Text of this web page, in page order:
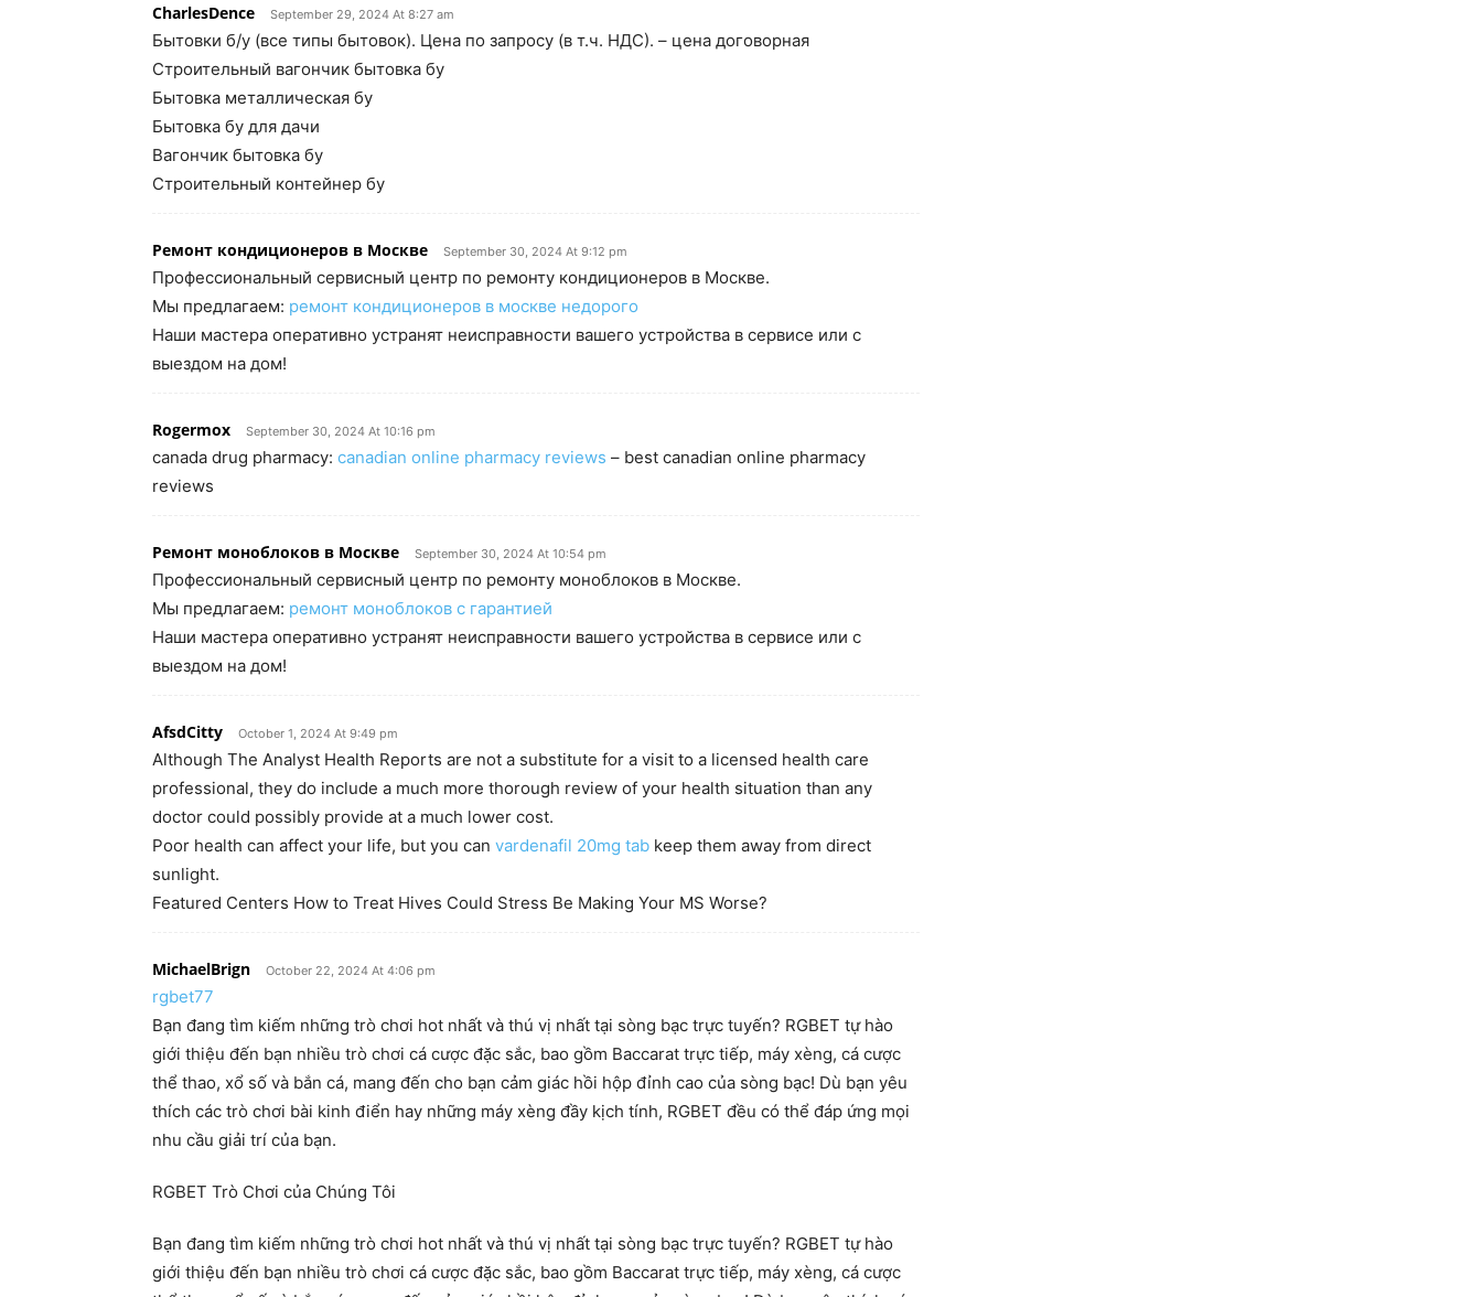
CharlesDence September 29, 2024 At 8:27 am
Бытовки б/у (все типы бытовок). Цена по запросу (в т.ч. НДС). – цена договорная
Строительный вагончик бытовка бу
Бытовка металлическая бу
Бытовка бу для дачи
Вагончик бытовка бу
Строительный контейнер бу
Ремонт кондиционеров в Москве September 30, 2024 At 9:12 pm
Профессиональный сервисный центр по ремонту кондиционеров в Москве.
Мы предлагаем: ремонт кондиционеров в москве недорого
Наши мастера оперативно устранят неисправности вашего устройства в сервисе или с
выездом на дом!
Rogermox September 30, 2024 At 10:16 pm
canada drug pharmacy: canadian online pharmacy reviews – best canadian online pharmacy
reviews
Ремонт моноблоков в Москве September 30, 2024 At 10:54 pm
Профессиональный сервисный центр по ремонту моноблоков в Москве.
Мы предлагаем: ремонт моноблоков с гарантией
Наши мастера оперативно устранят неисправности вашего устройства в сервисе или с
выездом на дом!
AfsdCitty October 1, 2024 At 9:49 pm
Although The Analyst Health Reports are not a substitute for a visit to a licensed health care
professional, they do include a much more thorough review of your health situation than any
doctor could possibly provide at a much lower cost.
Poor health can affect your life, but you can vardenafil 20mg tab keep them away from direct
sunlight.
Featured Centers How to Treat Hives Could Stress Be Making Your MS Worse?
MichaelBrign October 22, 2024 At 4:06 pm
rgbet77
Bạn đang tìm kiếm những trò chơi hot nhất và thú vị nhất tại sòng bạc trực tuyến? RGBET tự hào
giới thiệu đến bạn nhiều trò chơi cá cược đặc sắc, bao gồm Baccarat trực tiếp, máy xèng, cá cược
thể thao, xổ số và bắn cá, mang đến cho bạn cảm giác hồi hộp đỉnh cao của sòng bạc! Dù bạn yêu
thích các trò chơi bài kinh điển hay những máy xèng đầy kịch tính, RGBET đều có thể đáp ứng mọi
nhu cầu giải trí của bạn.
RGBET Trò Chơi của Chúng Tôi
Bạn đang tìm kiếm những trò chơi hot nhất và thú vị nhất tại sòng bạc trực tuyến? RGBET tự hào
giới thiệu đến bạn nhiều trò chơi cá cược đặc sắc, bao gồm Baccarat trực tiếp, máy xèng, cá cược